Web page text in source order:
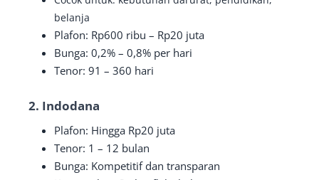
belanja
Plafon: Rp600 ribu – Rp20 juta
Bunga: 0,2% – 0,8% per hari
Tenor: 91 – 360 hari
2. Indodana
Plafon: Hingga Rp20 juta
Tenor: 1 – 12 bulan
Bunga: Kompetitif dan transparan